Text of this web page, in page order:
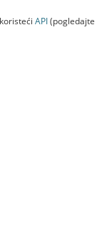
API(pogledajte